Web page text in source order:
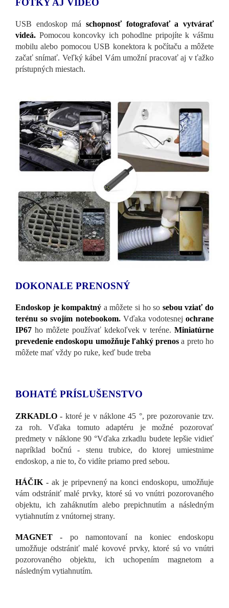
FOTKY AJ VIDEO
USB endoskop má schopnosť fotografovať a vytvárať
videá. Pomocou koncovky ich pohodlne pripojíte k vášmu
mobilu alebo pomocou USB konektora k počítaču a môžete
začať snímať. Veľký kábel Vám umožní pracovať aj v ťažko
prístupných miestach.
DOKONALE PRENOSNÝ
Endoskop je kompaktný a môžete si ho so sebou vziať do
terénu so svojím notebookom.Vďaka vodotesnej ochrane
IP67 ho môžete používať kdekoľvek v teréne. Miniatúrne
prevedenie endoskopu umožňuje ľahký prenos a preto ho
môžete mať vždy po ruke, keď bude treba
BOHATÉ PRÍSLUŠENSTVO
ZRKADLO - ktoré je v náklone 45 °, pre pozorovanie tzv.
za roh. Vďaka tomuto adaptéru je možné pozorovať
predmety v náklone 90 °Vďaka zrkadlu budete lepšie vidieť
napríklad bočnú - stenu trubice, do ktorej umiestnime
endoskop, a nie to, čo vidíte priamo pred sebou.
HÁČIK -ak je pripevnený na konci endoskopu, umožňuje
vám odstrániť malé prvky, ktoré sú vo vnútri pozorovaného
objektu, ich zaháknutím alebo prepichnutím a následným
vytiahnutím z vnútornej strany.
MAGNET - po namontovaní na koniec endoskopu
umožňuje odstrániť malé kovové prvky, ktoré sú vo vnútri
pozorovaného objektu, ich uchopením magnetom a
následným vytiahnutím.